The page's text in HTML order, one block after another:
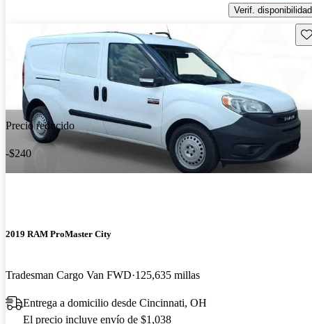
Verif. disponibilidad
Precio reducido
-$240
2019 RAM ProMaster City
Tradesman Cargo Van FWD 125,635 millas
Entrega a domicilio desde Cincinnati, OH
El precio incluye envío de $1,038